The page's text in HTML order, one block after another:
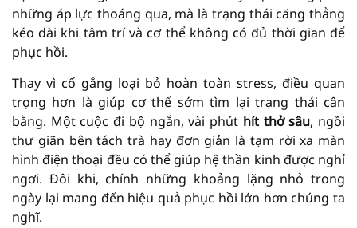
những áp lực thoáng qua, mà là trạng thái căng thẳng
kéo dài khi tâm trí và cơ thể không có đủ thời gian để
phục hồi.
Thay vì cố gắng loại bỏ hoàn toàn stress, điều quan
trọng hơn là giúp cơ thể sớm tìm lại trạng thái cân
bằng. Một cuộc đi bộ ngắn, vài phút hít thở sâu, ngồi
thư giãn bên tách trà hay đơn giản là tạm rời xa màn
hình điện thoại đều có thể giúp hệ thần kinh được nghỉ
ngơi. Đôi khi, chính những khoảng lặng nhỏ trong
ngày lại mang đến hiệu quả phục hồi lớn hơn chúng ta
nghĩ.